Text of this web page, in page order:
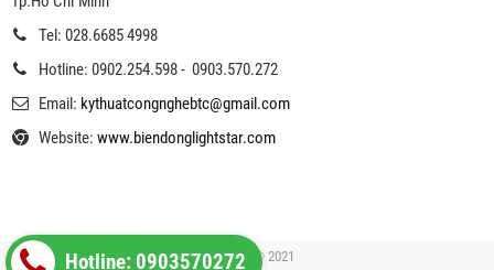
Tel: 028.6685 4998
Hotline: 0902.254.598 - 0903.570.272
Email: kythuatcongnghebtc@gmail.com
Website: www.biendonglightstar.com
Copyright© 2021
Hotline: 0903570272